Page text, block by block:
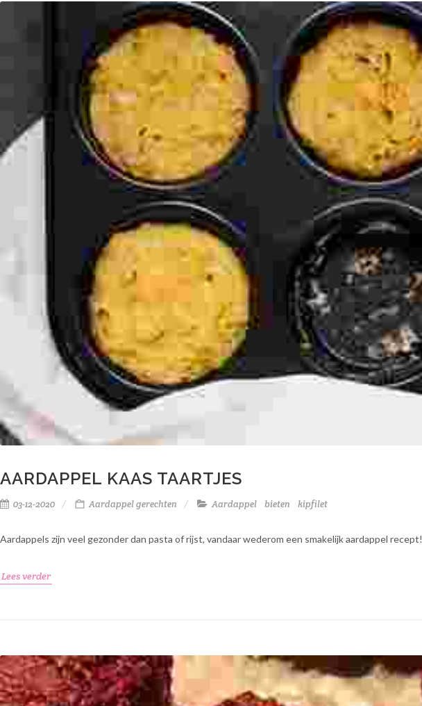
AARDAPPEL KAAS TAARTJES
03-12-2020 Aardappel gerechten Aardappel bieten kipfilet
Aardappels zijn veel gezonder dan pasta of rijst, vandaar wederom een smakelijk aardappel recept!
Lees verder